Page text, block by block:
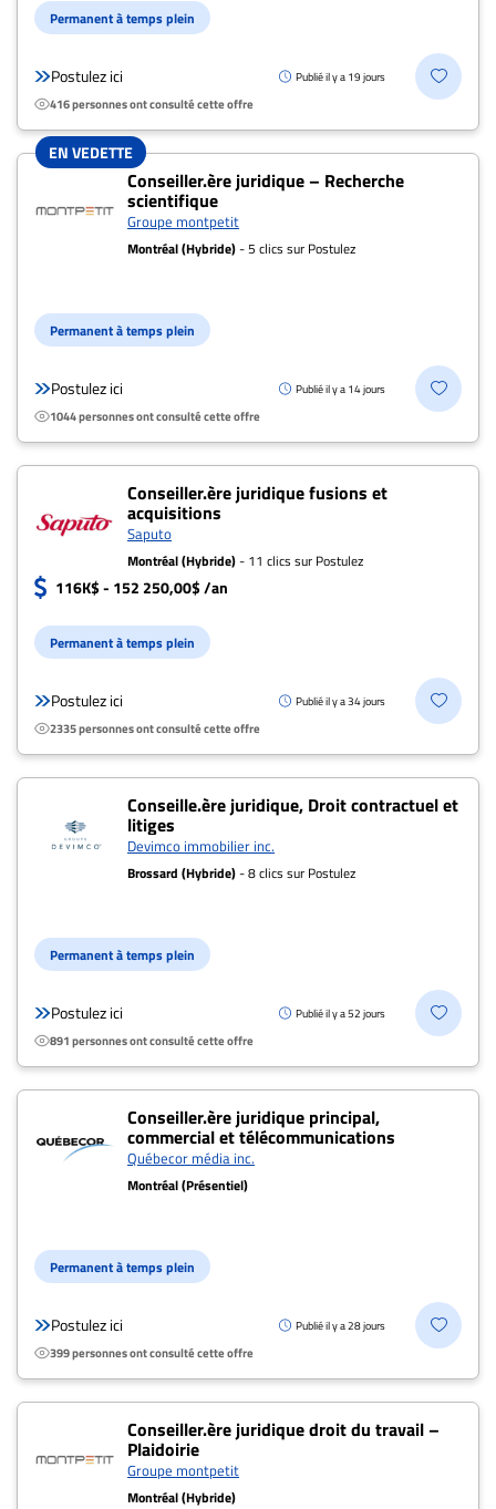
Permanent à temps plein
Postulez ici Publié il y a 19 jours
416 personnes ont consulté cette offre
EN VEDETTE
Conseiller.ère juridique – Recherche
scientifique
Groupe montpetit
Montréal (Hybride)- 5 clics sur Postulez
Permanent à temps plein
Postulez ici Publié il y a 14 jours
1044 personnes ont consulté cette offre
Conseiller.ère juridique fusions et
acquisitions
Saputo
Montréal (Hybride)- 11 clics sur Postulez
116K$ - 152 250,00$ /an
Permanent à temps plein
Postulez ici Publié il y a 34 jours
2335 personnes ont consulté cette offre
Conseille.ère juridique, Droit contractuel et
litiges
Devimco immobilier inc.
Brossard (Hybride)- 8 clics sur Postulez
Permanent à temps plein
Postulez ici Publié il y a 52 jours
891 personnes ont consulté cette offre
Conseiller.ère juridique principal,
commercial et télécommunications
Québecor média inc.
Montréal (Présentiel)
Permanent à temps plein
Postulez ici Publié il y a 28 jours
399 personnes ont consulté cette offre
Conseiller.ère juridique droit du travail –
Plaidoirie
Groupe montpetit
Montréal (Hybride)